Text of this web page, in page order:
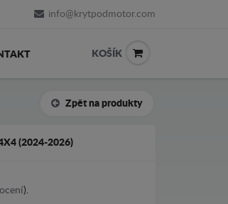
info@krytpodmotor.com
KOŠÍK
Zpět na produkty
(2024-2026)
).